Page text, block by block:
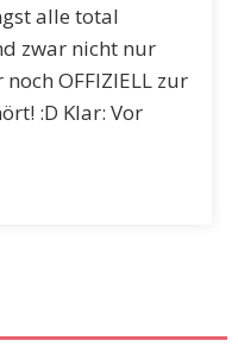
alle total
zwar nicht nur
OFFIZIELL zur
:D Klar: Vor